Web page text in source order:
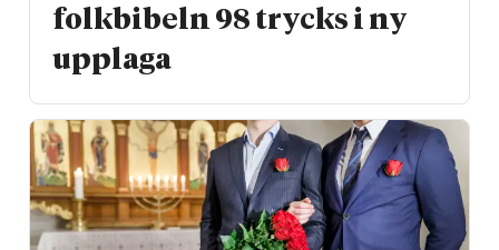
folkbibeln 98 trycks i ny
upplaga